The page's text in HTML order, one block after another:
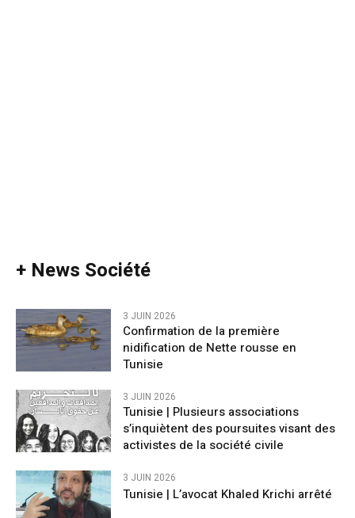
+ News Société
3 JUIN 2026
Confirmation de la première
nidification de Nette rousse en
Tunisie
3 JUIN 2026
Tunisie | Plusieurs associations
s’inquiètent des poursuites visant des
activistes de la société civile
3 JUIN 2026
Tunisie | L’avocat Khaled Krichi arrêté